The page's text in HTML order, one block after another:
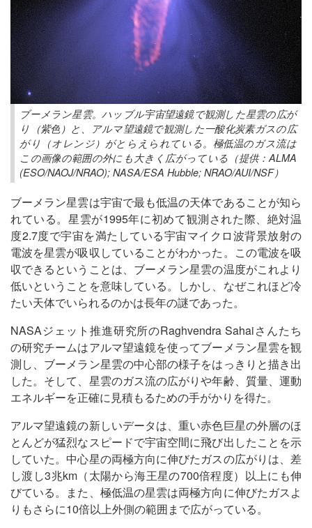
ブーメラン星雲。ハッブル宇宙望遠鏡で観測した星雲の広が
り（紫色）と、アルマ望遠鏡で観測した一酸化炭素ガスの広
がり（オレンジ）がとらえられている。極低温のガス流は
この画像の範囲の外にも大きく広がっている（提供：ALMA
(ESO/NAOJ/NRAO); NASA/ESA Hubble; NRAO/AUI/NSF）
ブーメラン星雲は宇宙で最も低温の天体であることが知ら
れている。星雲が1995年に初めて観測された際、絶対温
度2.7度で宇宙を満たしている宇宙マイクロ波背景放射の
電波を星雲が吸収していることがわかった。この電波を吸
収できるということは、ブーメラン星雲の温度がこれより
低いということを意味している。しかし、なぜこれほど冷
たい天体でいられるのかは長年の謎であった。
NASAジェット推進研究所のRaghvendra Sahaiさんたち
の研究チームはアルマ望遠鏡を使ってブーメラン星雲を観
測し、ブーメラン星雲の中心部の様子をはっきりと描き出
した。そして、星雲のガス流の広がりや年齢、質量、運動
エネルギーを正確に見積もるための手がかりを得た。
アルマ望遠鏡の新しいデータは、重い赤色巨星の外層のほ
とんどが猛烈なスピードで宇宙空間に飛び出したことを示
していた。中心星の両極方向に伸びたガスの広がりは、差
し渡し3兆km（太陽から海王星の700倍程度）以上にも伸
びている。また、極低温の星雲は両極方向に伸びたガスよ
りもさらに10倍以上外側の範囲まで広がっている。